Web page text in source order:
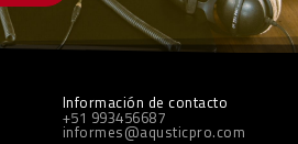
Información de contacto
+51 993456687
informes@aqusticpro.com